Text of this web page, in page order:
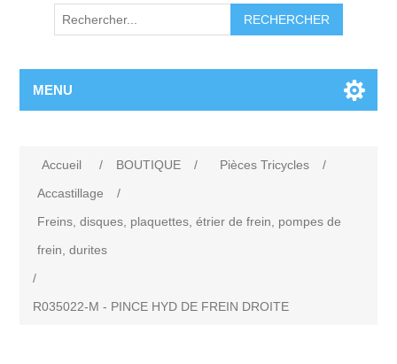
RECHERCHER
MENU
Accueil / BOUTIQUE / Pièces Tricycles
/
Accastillage
/
Freins, disques, plaquettes, étrier de frein, pompes de
frein, durites
/
R035022-M - PINCE HYD DE FREIN DROITE